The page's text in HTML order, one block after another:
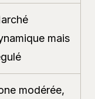
mais
modérée,